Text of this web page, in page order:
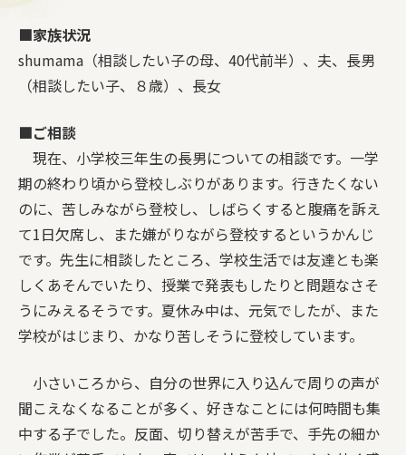
■家族状況
shumama（相談したい子の母、40代前半）、夫、長男
（相談したい子、８歳）、長女
■ご相談
現在、小学校三年生の長男についての相談です。一学
期の終わり頃から登校しぶりがあります。行きたくない
のに、苦しみながら登校し、しばらくすると腹痛を訴え
て1日欠席し、また嫌がりながら登校するというかんじ
です。先生に相談したところ、学校生活では友達とも楽
しくあそんでいたり、授業で発表もしたりと問題なさそ
うにみえるそうです。夏休み中は、元気でしたが、また
学校がはじまり、かなり苦しそうに登校しています。
小さいころから、自分の世界に入り込んで周りの声が
聞こえなくなることが多く、好きなことには何時間も集
中する子でした。反面、切り替えが苦手で、手先の細か